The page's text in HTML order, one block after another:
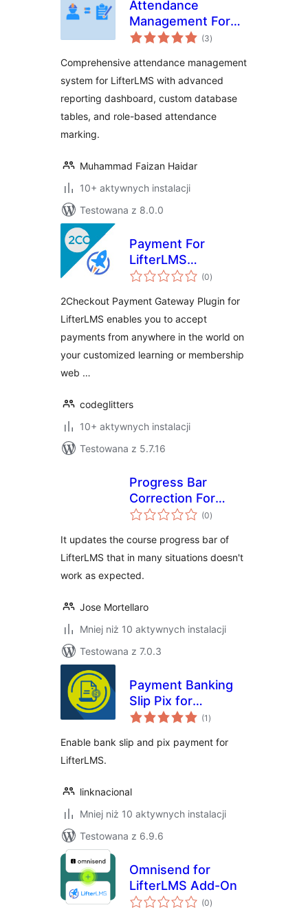
Attendance
Management For
LifterLMS
(3wszystkich
ocen
)
Comprehensive attendance management
system for LifterLMS with advanced
reporting dashboard, custom database
tables, and role-based attendance
marking.
Muhammad Faizan Haidar
10+ aktywnych instalacji
Testowana z 8.0.0
Payment For
LifterLMS
2checkout
(0wszystkich
ocen
)
2Checkout Payment Gateway Plugin for
LifterLMS enables you to accept
payments from anywhere in the world on
your customized learning or membership
web …
codeglitters
10+ aktywnych instalacji
Testowana z 5.7.16
Progress Bar
Correction For
LifterLMS
(0wszystkich
ocen
)
It updates the course progress bar of
LifterLMS that in many situations doesn't
work as expected.
Jose Mortellaro
Mniej niż 10 aktywnych instalacji
Testowana z 7.0.3
Payment Banking
Slip Pix for
LifterLMS
(1 wszystkich
ocen
)
Enable bank slip and pix payment for
LifterLMS.
linknacional
Mniej niż 10 aktywnych instalacji
Testowana z 6.9.6
Omnisend for
LifterLMS Add-On
(0wszystkich
ocen
)